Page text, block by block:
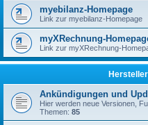
myebilanz-Homepage
Link zur myebilanz-Homepage
myXRechnung-
Link zur myXRechnung-
Ankündigungen und
Hier werden neue Versionen,
Themen: 85